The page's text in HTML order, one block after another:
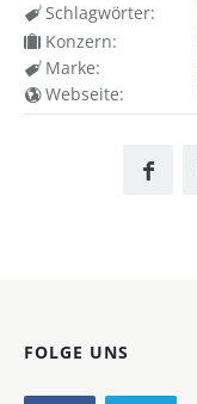
Schlagwörter:
Konzern:
Marke:
Webseite:
FOLGE UNS